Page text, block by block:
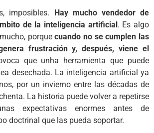
imposibles. Hay mucho vendedor de
de la inteligencia artificial. Es algo
porquecuando no se cumplen las
frustración y, después, viene el
que unha herramienta que puede
desechada. La inteligencia artificial ya
por un invierno entre las décadas de
La historia puede volver a repetirse
expectativas enormes antes de
doctrinal que las pueda soportar.